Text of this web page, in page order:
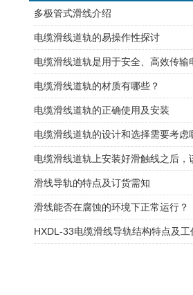
​多极管式滑线介绍
电缆滑线道轨的易操作性探讨
电缆滑线道轨的材质有哪些？
电缆滑线道轨的正确使用及安装
电缆滑线道轨的设计和选择需要考虑
滑线导轨的特点及订货需知
滑线能否在腐蚀的环境下正常运行？
HXDL-33电缆滑线导轨结构特点及工